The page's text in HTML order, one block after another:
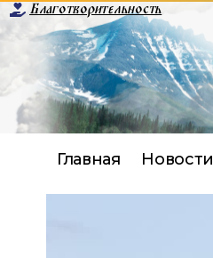
Благотворительность
Главная Новости